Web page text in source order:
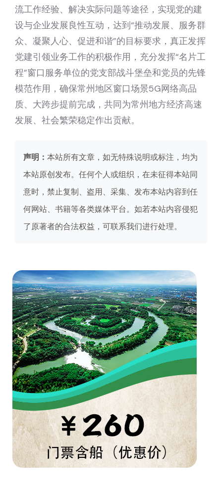
流工作经验、解决实际问题等途径，实现党的建
设与企业发展良性互动，达到“推动发展、服务群
众、凝聚人心、促进和谐”的目标要求，真正发挥
党建引领业务工作的积极作用，充分发挥“名片工
程”窗口服务单位的党支部战斗堡垒和党员的先锋
模范作用，确保常州地区窗口场景5G网络高品
质、大跨步提前完成，共同为常州地方经济高速
发展、社会繁荣稳定作出贡献。
声明： 本站所有文章，如无特殊说明或标注，均为
本站原创发布。任何个人或组织，在未征得本站同
意时，禁止复制、盗用、采集、发布本站内容到任
何网站、书籍等各类媒体平台。如若本站内容侵犯
了原著者的合法权益，可联系我们进行处理。